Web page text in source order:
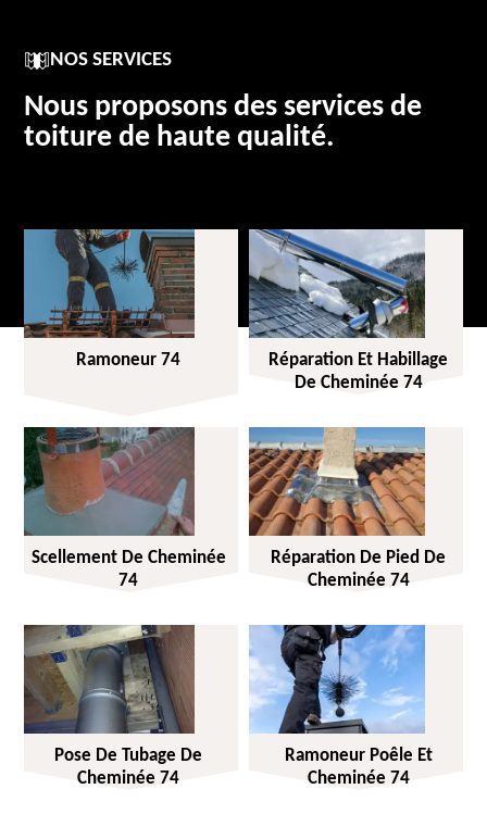
NOS SERVICES
Nous proposons des services de
toiture de haute qualité.
Ramoneur 74
Réparation Et Habillage
De Cheminée 74
Scellement De Cheminée
74
Réparation De Pied De
Cheminée 74
Pose De Tubage De
Cheminée 74
Ramoneur Poêle Et
Cheminée 74